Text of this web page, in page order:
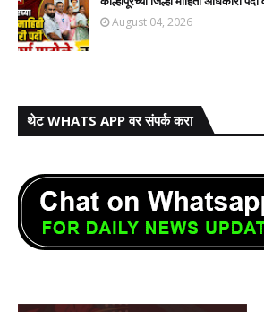
August 04, 2026
थेट WHATS APP वर संपर्क करा